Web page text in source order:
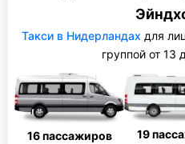
Такси в Нидерландах для
группой от 13
16 пассажиров
19